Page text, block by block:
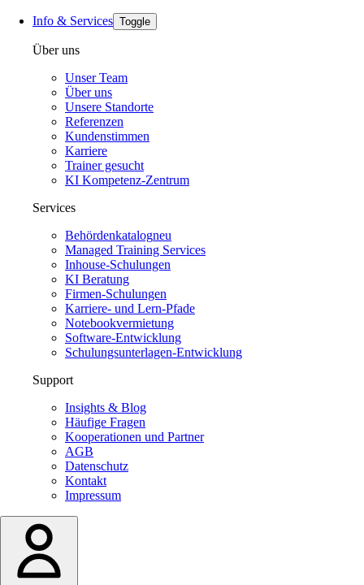
Info & Services Toggle
Über uns
Unser Team
Über uns
Unsere Standorte
Referenzen
Kundenstimmen
Karriere
Trainer gesucht
KI Kompetenz-Zentrum
Services
Behördenkatalogneu
Managed Training Services
Inhouse-Schulungen
KI Beratung
Firmen-Schulungen
Karriere- und Lern-Pfade
Notebookvermietung
Software-Entwicklung
Schulungsunterlagen-Entwicklung
Support
Insights & Blog
Häufige Fragen
Kooperationen und Partner
AGB
Datenschutz
Kontakt
Impressum